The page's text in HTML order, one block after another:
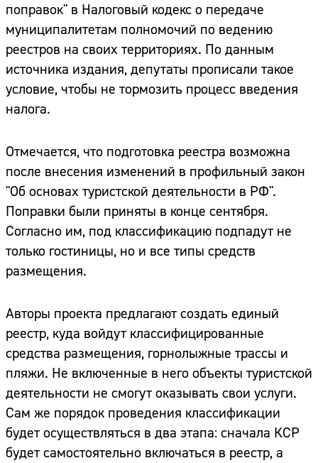
поправок" в Налоговый кодекс о передаче
муниципалитетам полномочий по ведению
реестров на своих территориях. По данным
источника издания, депутаты прописали такое
условие, чтобы не тормозить процесс введения
налога.
Отмечается, что подготовка реестра возможна
после внесения изменений в профильный закон
"Об основах туристской деятельности в РФ".
Поправки были приняты в конце сентября.
Согласно им, под классификацию подпадут не
только гостиницы, но и все типы средств
размещения.
Авторы проекта предлагают создать единый
реестр, куда войдут классифицированные
средства размещения, горнолыжные трассы и
пляжи. Не включенные в него объекты туристской
деятельности не смогут оказывать свои услуги.
Сам же порядок проведения классификации
будет осуществляться в два этапа: сначала КСР
будет самостоятельно включаться в реестр, а